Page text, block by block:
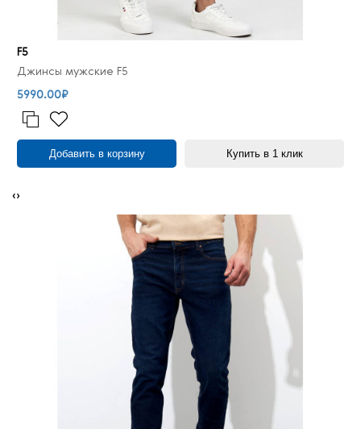
F5
Джинсы мужские F5
5990.00₽
Добавить в корзину Купить в 1 клик
‹›